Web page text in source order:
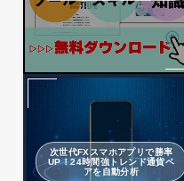
次世代FXスマホアプリで勝率
UP！24時間強トレンド通貨ペ
アを自動分析